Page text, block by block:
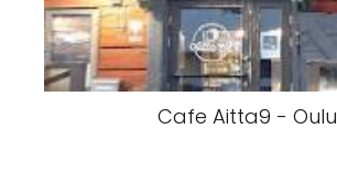
Cafe Aitta9 - Oulu